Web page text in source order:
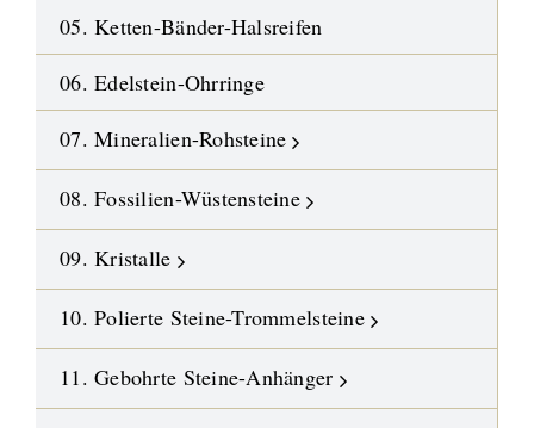
05. Ketten-Bänder-Halsreifen
06. Edelstein-Ohrringe
07. Mineralien-Rohsteine
08. Fossilien-Wüstensteine
09. Kristalle
10. Polierte Steine-Trommelsteine
11. Gebohrte Steine-Anhänger